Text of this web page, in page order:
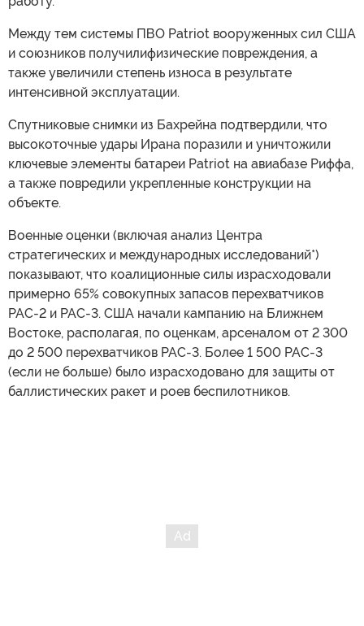
Между тем системы ПВО Patriot вооруженных сил США
и союзников получилифизические повреждения, а
также увеличили степень износа в результате
интенсивной эксплуатации.
Спутниковые снимки из Бахрейна подтвердили, что
высокоточные удары Ирана поразили и уничтожили
ключевые элементы батареи Patriot на авиабазе Риффа,
а также повредили укрепленные конструкции на
объекте.
Военные оценки (включая анализ Центра
стратегических и международных исследований*)
показывают, что коалиционные силы израсходовали
примерно 65% совокупных запасов перехватчиков
PAC-2 и PAC-3. США начали кампанию на Ближнем
Востоке, располагая, по оценкам, арсеналом от 2 300
до 2 500 перехватчиков PAC-3. Более 1 500 PAC-3
(если не больше) было израсходовано для защиты от
баллистических ракет и роев беспилотников.